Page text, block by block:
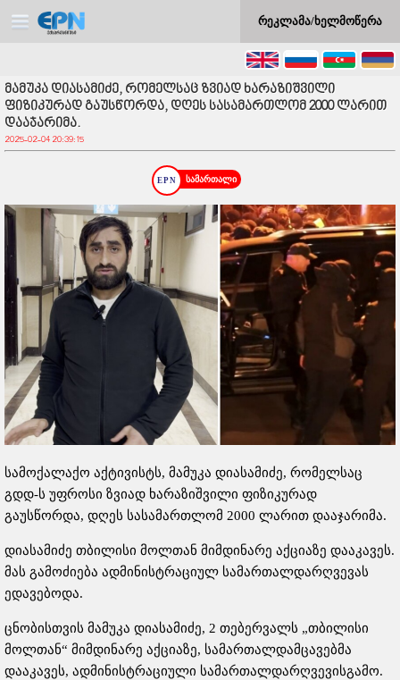
რეკლამა/ხელმოწერა
მამუკა დიასამიძე, რომელსაც ზვიად ხარაზიშვილი
ფიზიკურად გაუსწორდა, დღეს სასამართლომ 2000 ლარით
დააჯარიმა.
2025-02-04 20:39:15
სამართალი
სამოქალაქო აქტივისტს, მამუკა დიასამიძე, რომელსაც
გდდ-ს უფროსი ზვიად ხარაზიშვილი ფიზიკურად
გაუსწორდა, დღეს სასამართლომ 2000 ლარით დააჯარიმა.
დიასამიძე თბილისი მოლთან მიმდინარე აქციაზე დააკავეს.
მას გამოძიება ადმინისტრაციულ სამართალდარღვევას
ედავებოდა.
ცნობისთვის მამუკა დიასამიძე, 2 თებერვალს „თბილისი
მოლთან“ მიმდინარე აქციაზე, სამართალდამცავებმა
დააკავეს, ადმინისტრაციული სამართალდარღვევისგამო.